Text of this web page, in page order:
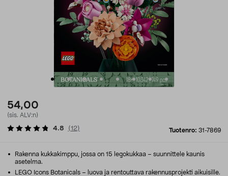
54,00
(sis. ALV:n)
Tuotenro: 31-7869
4.8 (12)
Rakenna kukkakimppu, jossa on 15 legokukkaa – suunnittele kaunis
asetelma.
LEGO Icons Botanicals – luova ja rentouttava rakennusprojekti aikuisille.